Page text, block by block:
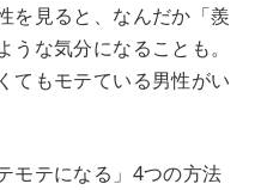
を見ると、なんだか「羨
な気分になることも。
てもモテている男性がい
モテになる」4つの方法